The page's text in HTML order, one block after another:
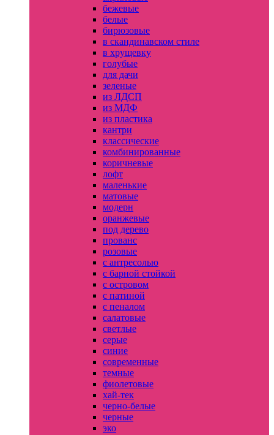
бежевые
белые
бирюзовые
в скандинавском стиле
в хрущевку
голубые
для дачи
зеленые
из ЛДСП
из МДФ
из пластика
кантри
классические
комбинированные
коричневые
лофт
маленькие
матовые
модерн
оранжевые
под дерево
прованс
розовые
с антресолью
с барной стойкой
с островом
с патиной
с пеналом
салатовые
светлые
серые
синие
современные
темные
фиолетовые
хай-тек
черно-белые
черные
эко